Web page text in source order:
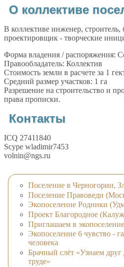
О коллективе
В коллективе инженер, строитель,
проектировщик - творческие
Форма владения / распоряжения:
Правообладатель: Коллектив
Стоимость земли в расчете за 1
Средний размер участков: 1 га
Разрешение на строительство и
права прописки.
Контакты
ICQ 27411840
Scype wladimir7453
volnin@ngs.ru
Поселение в Черногории,
Поселение Правоведи
Экопоселение Родники
Проект Благородное
Приглашаем в экопоселение
Экопоселение 6 чувство -
человека
Брачный слёт «Узнаем друг
труде»